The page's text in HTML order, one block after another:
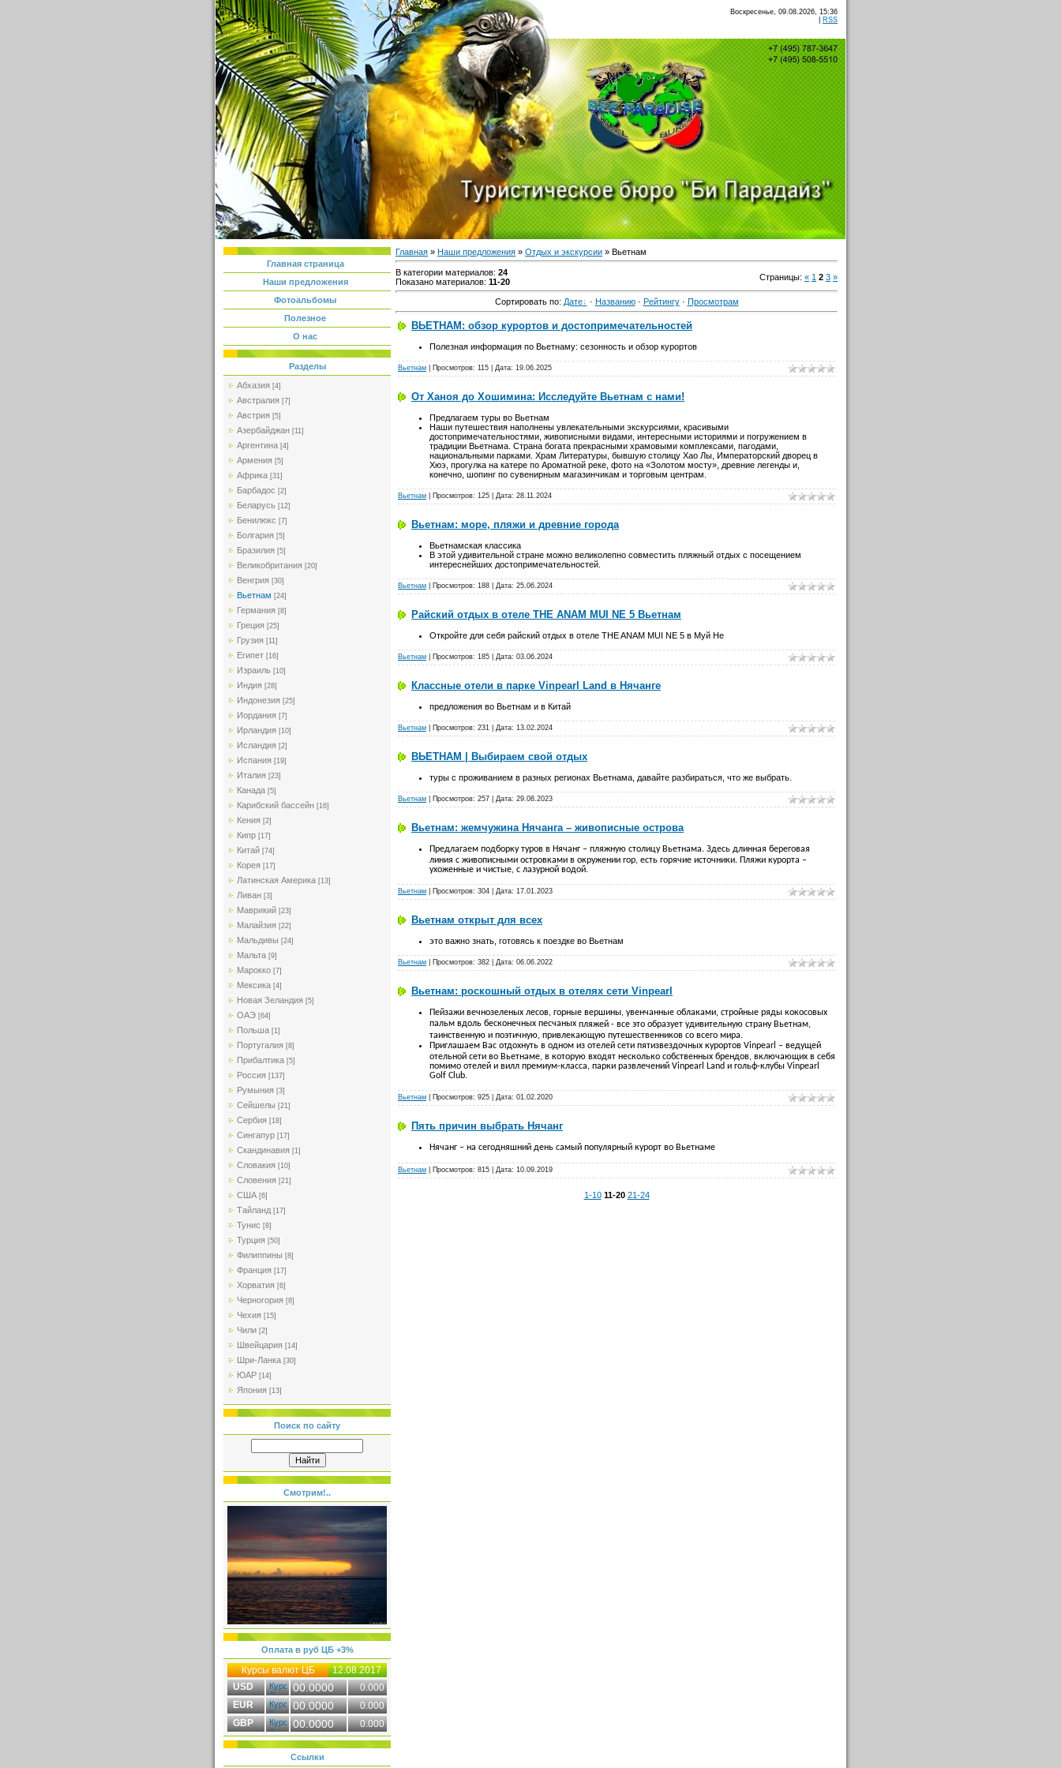
Воскресенье, 09.08.2026, 15:36
RSS
Главная страница
Наши предложения
Фотоальбомы
Полезное
О нас
Разделы
Абхазия [4]
Австралия [7]
Австрия [5]
Азербайджан [11]
Аргентина [4]
Армения [5]
Африка [31]
Барбадос [2]
Беларусь [12]
Бенилюкс [7]
Болгария [5]
Бразилия [5]
Великобритания [20]
Венгрия [30]
Вьетнам [24]
Германия [8]
Греция [25]
Грузия [11]
Египет [16]
Израиль [10]
Индия [28]
Индонезия [25]
Иордания [7]
Ирландия [10]
Исландия [2]
Испания [19]
Италия [23]
Канада [5]
Карибский бассейн [16]
Кения [2]
Кипр [17]
Китай [74]
Корея [17]
Латинская Америка [13]
Ливан [3]
Маврикий [23]
Малайзия [22]
Мальдивы [24]
Мальта [9]
Марокко [7]
Мексика [4]
Новая Зеландия [5]
ОАЭ [64]
Польша [1]
Португалия [8]
Прибалтика [5]
Россия [137]
Румыния [3]
Сейшелы [21]
Сербия [18]
Сингапур [17]
Скандинавия [1]
Словакия [10]
Словения [21]
США [6]
Тайланд [17]
Тунис [8]
Турция [50]
Филиппины [8]
Франция [17]
Хорватия [6]
Черногория [8]
Чехия [15]
Чили [2]
Швейцария [14]
Шри-Ланка [30]
ЮАР [14]
Япония [13]
Поиск по сайту
Смотрим!..
Оплата в руб ЦБ +3%
Курсы валют ЦБ
12.08.2017
USD
00.0000
0.000
EUR
00.0000
0.000
GBP
00.0000 0.000
Ссылки
Главная » Наши предложения » Отдых и экскурсии » Вьетнам
В категории материалов: 24
Показано материалов: 11-20 Страницы: « 1 2 3 »
Сортировать по: Дате · Названию· Рейтингу· Просмотрам
ВЬЕТНАМ: обзор курортов и достопримечательностей
Полезная информация по Вьетнаму: сезонность и обзор курортов
Вьетнам | Просмотров: 115 | Дата: 19.06.2025
От Ханоя до Хошимина: Исследуйте Вьетнам с нами!
Предлагаем туры во Вьетнам
Наши путешествия наполнены увлекательными экскурсиями, красивыми
достопримечательностями, живописными видами, интересными историями и погружением в
традиции Вьетнама. Страна богата прекрасными храмовыми комплексами, пагодами,
национальными парками. Храм Литературы, бывшую столицу Хао Лы, Императорский дворец в
Хюэ, прогулка на катере по Ароматной реке, фото на «Золотом мосту», древние легенды и,
конечно, шопинг по сувенирным магазинчикам и торговым центрам.
Вьетнам | Просмотров: 125 | Дата: 28.11.2024
Вьетнам: море, пляжи и древние города
Вьетнамская классика
В этой удивительной стране можно великолепно совместить пляжный отдых с посещением
интереснейших достопримечательностей.
Вьетнам | Просмотров: 188 | Дата: 25.06.2024
Райский отдых в отеле THE ANAM MUI NE 5 Вьетнам
Откройте для себя райский отдых в отеле THE ANAM MUI NE 5 в Муй Не
Вьетнам | Просмотров: 185 | Дата: 03.06.2024
Классные отели в парке Vinpearl Land в Нячанге
предложения во Вьетнам и в Китай
Вьетнам | Просмотров: 231 | Дата: 13.02.2024
ВЬЕТНАМ | Выбираем свой отдых
туры с проживанием в разных регионах Вьетнама, давайте разбираться, что же выбрать.
Вьетнам | Просмотров: 257 | Дата: 29.08.2023
Вьетнам: жемчужина Нячанга – живописные острова
Предлагаем подборку туров в Нячанг – пляжную столицу Вьетнама. Здесь длинная береговая
линия с живописными островками в окружении гор, есть горячие источники. Пляжи курорта –
ухоженные и чистые, с лазурной водой.
Вьетнам | Просмотров: 304 | Дата: 17.01.2023
Вьетнам открыт для всех
это важно знать, готовясь к поездке во Вьетнам
Вьетнам | Просмотров: 382 | Дата: 06.06.2022
Вьетнам: роскошный отдых в отелях сети Vinpearl
Пейзажи вечнозеленых лесов, горные вершины, увенчанные облаками, стройные ряды кокосовых
пальм вдоль бесконечных песчаных пляжей - все это образует удивительную страну Вьетнам,
таинственную и поэтичную, привлекающую путешественников со всего мира.
Приглашаем Вас отдохнуть в одном из отелей сети пятизвездочных курортов Vinpearl – ведущей
отельной сети во Вьетнаме, в которую входят несколько собственных брендов, включающих в себя
помимо отелей и вилл премиум-класса, парки развлечений Vinpearl Land и гольф-клубы Vinpearl
Golf Club.
Вьетнам | Просмотров: 925 | Дата: 01.02.2020
Пять причин выбрать Нячанг
Нячанг – на сегодняшний день самый популярный курорт во Вьетнаме
Вьетнам | Просмотров: 815 | Дата: 10.09.2019
1-10 11-20 21-24